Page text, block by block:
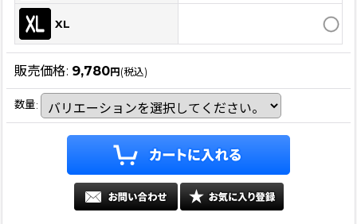
XL
販売価格: 9,780円 (税込)
数量: